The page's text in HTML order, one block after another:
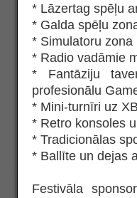
* Lāzertag spēļu
* Galda spēļu
* Simulatoru zona
* Radio vadāmie
* Fantāziju
profesionālu
* Mini-turnīri uz
* Retro konsoles
* Tradicionālas
* Ballīte un dejas
Festivāla